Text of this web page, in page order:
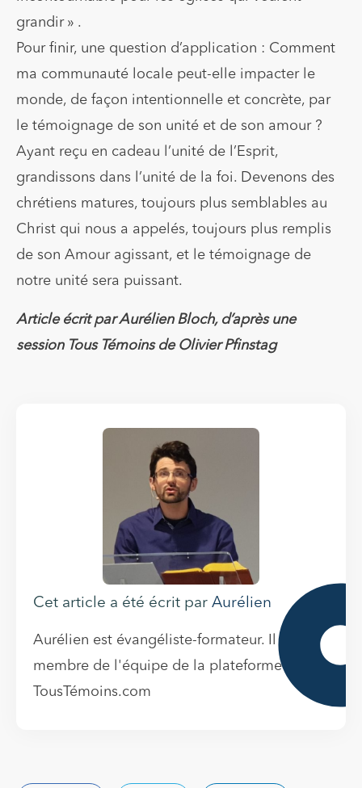
grandir » .
Pour finir, une question d’application : Comment
ma communauté locale peut-elle impacter le
monde, de façon intentionnelle et concrète, par
le témoignage de son unité et de son amour ?
Ayant reçu en cadeau l’unité de l’Esprit,
grandissons dans l’unité de la foi. Devenons des
chrétiens matures, toujours plus semblables au
Christ qui nous a appelés, toujours plus remplis
de son Amour agissant, et le témoignage de
notre unité sera puissant.
Article écrit par Aurélien Bloch, d’après une
session Tous Témoins de Olivier Pfinstag
Cet article a été écrit par Aurélien
Aurélien est évangéliste-formateur. Il est
membre de l'équipe de la plateforme
TousTémoins.com